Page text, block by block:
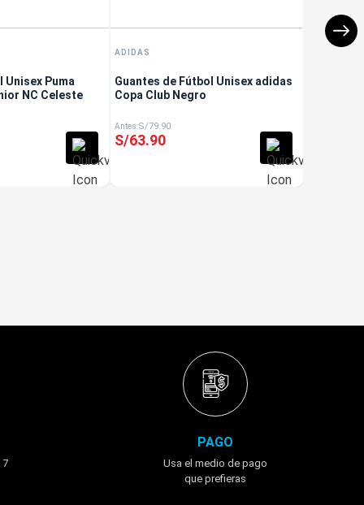
Unisex Puma
NC Celeste
ADIDAS
Guantes de Fútbol Unisex adidas
Copa Club Negro
S/79.90
S/63.90
7
PAGO
Usa el medio de pago
que prefieras